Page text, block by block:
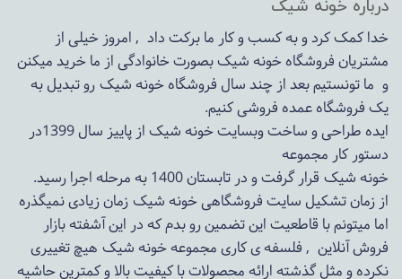
درباره خونه شیک
خدا کمک کرد و به کسب و کار ما برکت داد , امروز خیلی از
مشتریان فروشگاه خونه شیک بصورت خانوادگی از ما خرید میکنن
و ما تونستیم بعد از چند سال فروشگاهخونه شیکرو تبدیل به
یک فروشگاه عمده فروشی کنیم.
ایده طراحی و ساخت وبسایت خونه شیک از پاییز سال 1399در
دستور کار مجموعه
خونه شیک قرار گرفت و در تابستان 1400 به مرحله اجرا رسید.
از زمان تشکیل سایت فروشگاهیخونه شیکزمان زیادی نمیگذره
اما میتونم با قاطعیت این تضمین رو بدم که در این آشفته بازار
فروش آنلاین , فلسفه ی کاری مجموعهخونه شیک هیچ تغییری
نکرده و مثل گذشته ارائه محصولات با کیفیت بالا و کمترین حاشیه